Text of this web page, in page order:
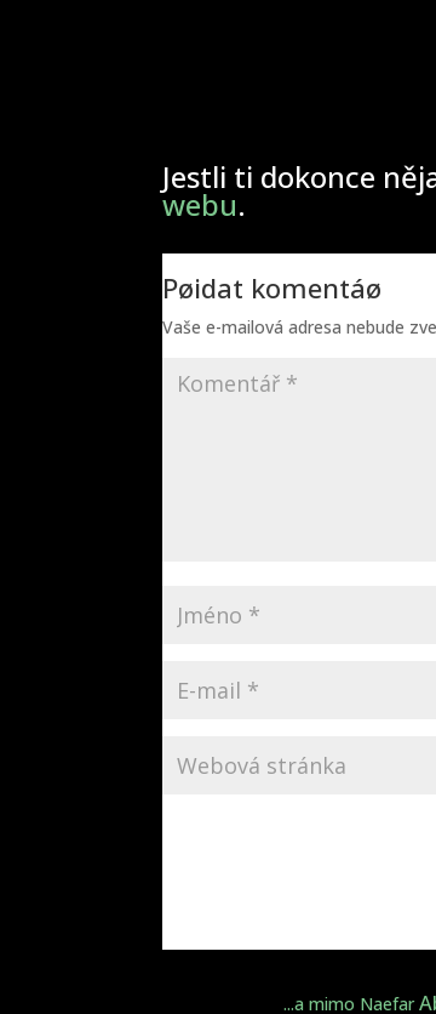
Jestli ti dokonce
webu.
Pøidat komentáø
Vaše e-mailová adresa nebude
...a mimo Naefar